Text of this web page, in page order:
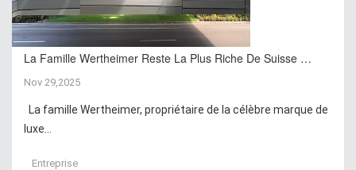
La Famille Wertheimer Reste La Plus Riche De Suisse …
Nov 29,2025
La famille Wertheimer, propriétaire de la célèbre marque de
luxe...
Entreprise